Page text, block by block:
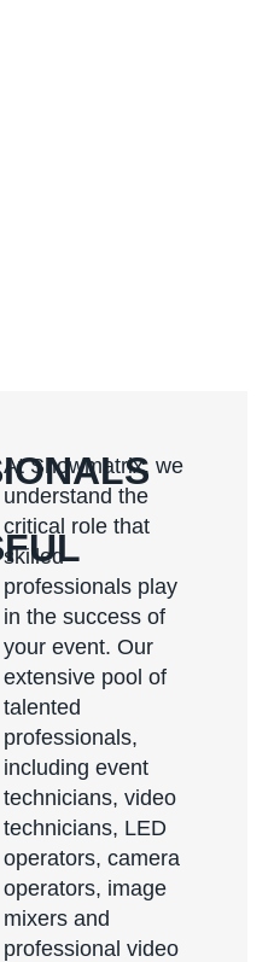
At Showmatrix, we
understand the
critical role that
skilled
professionals play
in the success of
your event. Our
extensive pool of
talented
professionals,
including event
technicians, video
technicians, LED
operators, camera
operators, image
mixers and
professional video